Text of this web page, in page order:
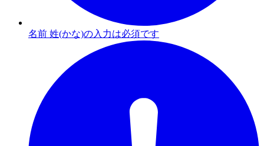
名前 姓(かな)の入力は必須です